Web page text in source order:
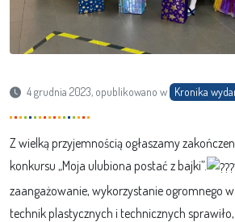
4 grudnia 2023, opublikowano w Kronika
Z wielką przyjemnością ogłaszamy
konkursu „Moja ulubiona postać z bajki”.
zaangażowanie, wykorzystanie ogromnego
technik plastycznych i technicznych